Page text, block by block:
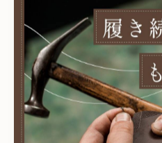
< 前のページ 一覧
愛用品
ブログ